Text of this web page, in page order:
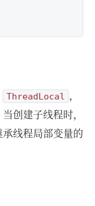
ThreadLocal
，
创建子线程时，
线程局部变量的